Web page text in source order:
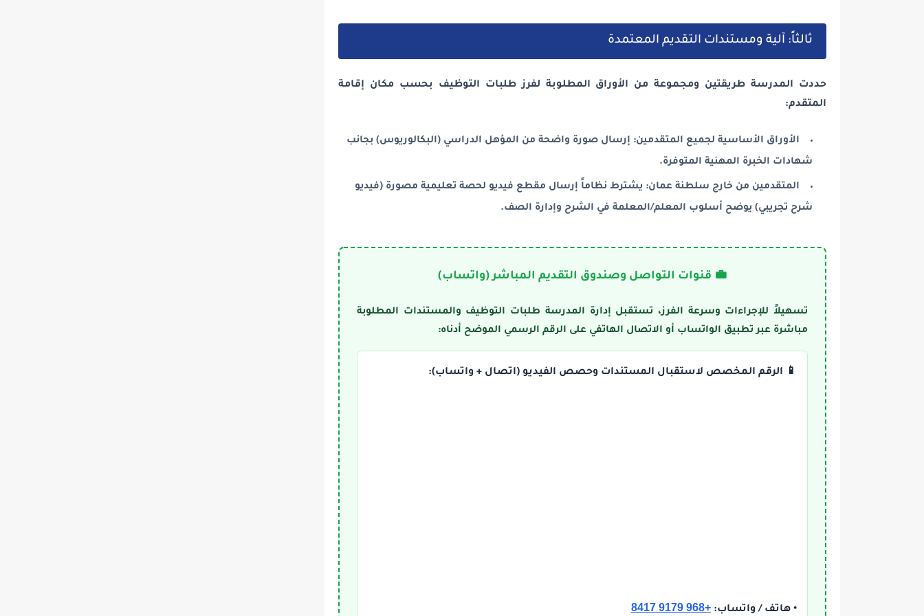
ثالثاً: آلية ومستندات التقديم المعتمدة
حددت المدرسة طريقتين ومجموعة من الأوراق المطلوبة لفرز طلبات التوظيف بحسب مكان إقامة
المتقدم:
الأوراق الأساسية لجميع المتقدمين: إرسال صورة واضحة من المؤهل الدراسي (البكالوريوس) بجانب
شهادات الخبرة المهنية المتوفرة.
المتقدمين من خارج سلطنة عمان: يشترط نظاماً إرسال مقطع فيديو لحصة تعليمية مصورة (فيديو
شرح تجريبي) يوضح أسلوب المعلم/المعلمة في الشرح وإدارة الصف.
💼 قنوات التواصل وصندوق التقديم المباشر (واتساب)
تسهيلاً للإجراءات وسرعة الفرز، تستقبل إدارة المدرسة طلبات التوظيف والمستندات المطلوبة
مباشرة عبر تطبيق الواتساب أو الاتصال الهاتفي على الرقم الرسمي الموضح أدناه:
📱 الرقم المخصص لاستقبال المستندات وحصص الفيديو (اتصال + واتساب):
• هاتف / واتساب: +968 9179 8417